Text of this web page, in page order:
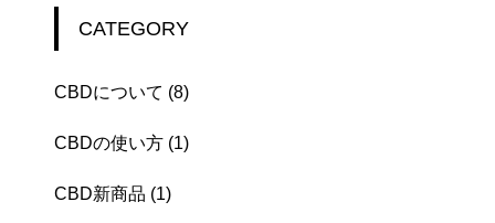
CATEGORY
CBDについて (8)
CBDの使い方 (1)
CBD新商品 (1)